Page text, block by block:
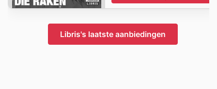
Libris's laatste aanbiedingen